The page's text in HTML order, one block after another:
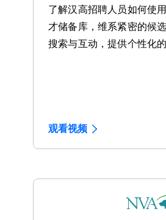
了解汉高招聘人员如何使
才储备库，维系紧密的候
搜索与互动，提供个性化的
观看视频